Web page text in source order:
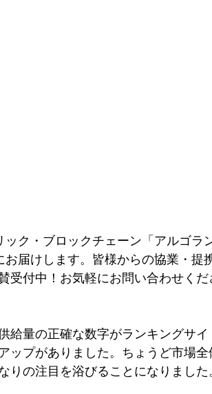
ック・ブロックチェーン「アルゴラ
お届けします。皆様からの協業・提
受付中！お気軽にお問い合わせくだ
給量の正確な数字がランキングサ
ップがありました。ちょうど市場
りの注目を浴びることになりました